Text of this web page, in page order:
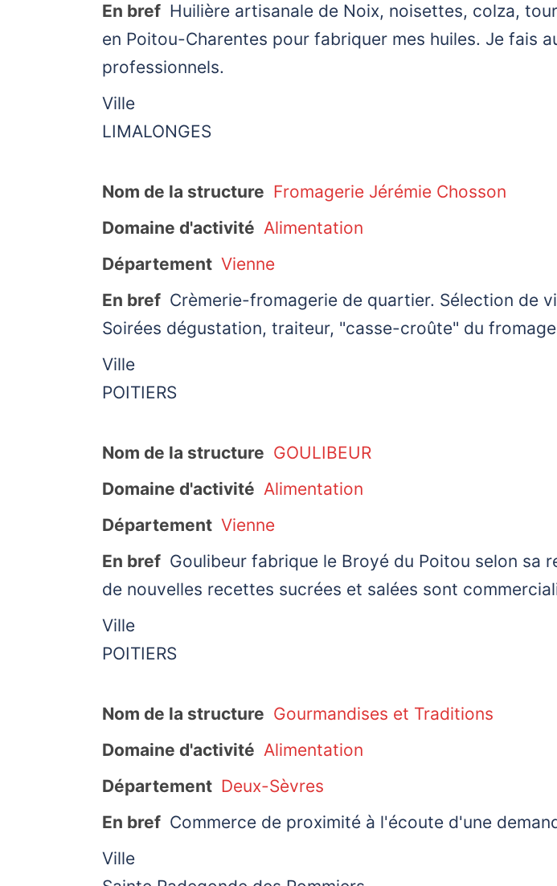
En bref Huilière artisanale de Noix, noisettes, colza,
en Poitou-Charentes pour fabriquer mes huiles. Je fais
professionnels.
Ville
LIMALONGES
Nom de la structure Fromagerie Jérémie Chosson
Domaine d'activité Alimentation
Département Vienne
En bref Crèmerie-fromagerie de quartier. Sélection de
Soirées dégustation, traiteur, "casse-croûte" du
Ville
POITIERS
Nom de la structure GOULIBEUR
Domaine d'activité Alimentation
Département Vienne
En bref Goulibeur fabrique le Broyé du Poitou selon sa
de nouvelles recettes sucrées et salées sont
Ville
POITIERS
Nom de la structure Gourmandises et Traditions
Domaine d'activité Alimentation
Département Deux-Sèvres
En bref Commerce de proximité à l'écoute d'une
Ville